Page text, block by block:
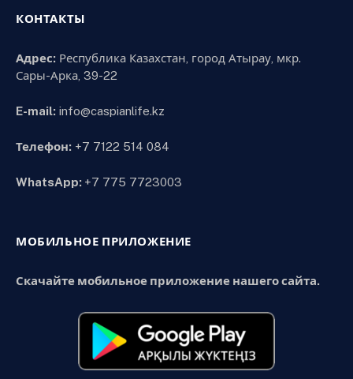
КОНТАКТЫ
Адрес: Республика Казахстан, город Атырау, мкр.
Сары-Арка, 39-22
E-mail: info@caspianlife.kz
Телефон: +7 7122 514 084
WhatsApp: +7 775 7723003
МОБИЛЬНОЕ ПРИЛОЖЕНИЕ
Скачайте мобильное приложение нашего сайта.